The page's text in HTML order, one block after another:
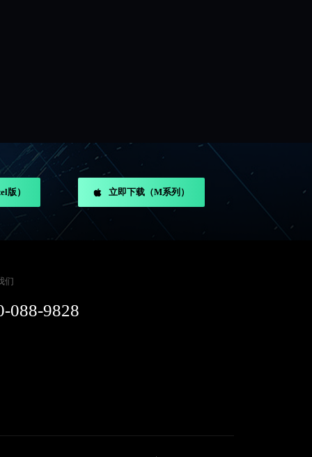
版） 立即下载（M系列）
们
088-9828